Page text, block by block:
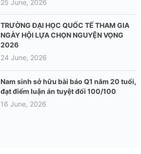
25 June, 2026
TRƯỜNG ĐẠI HỌC QUỐC TẾ THAM GIA
NGÀY HỘI LỰA CHỌN NGUYỆN VỌNG
2026
24 June, 2026
Nam sinh sở hữu bài báo Q1 năm 20 tuổi,
đạt điểm luận án tuyệt đối 100/100
16 June, 2026